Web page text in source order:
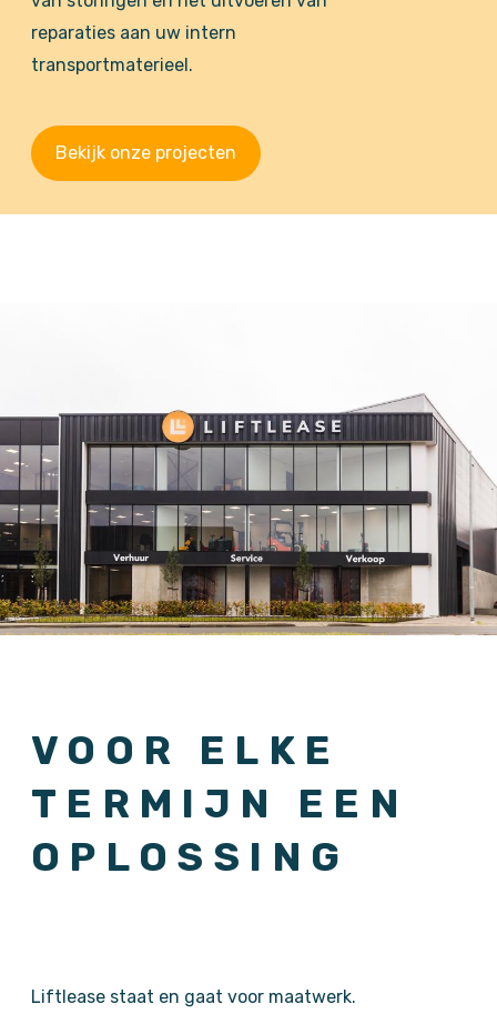
reparaties aan uw intern
transportmaterieel.
Bekijk onze projecten
VOOR ELKE
TERMIJN EEN
OPLOSSING
Liftlease staat en gaat voor maatwerk.